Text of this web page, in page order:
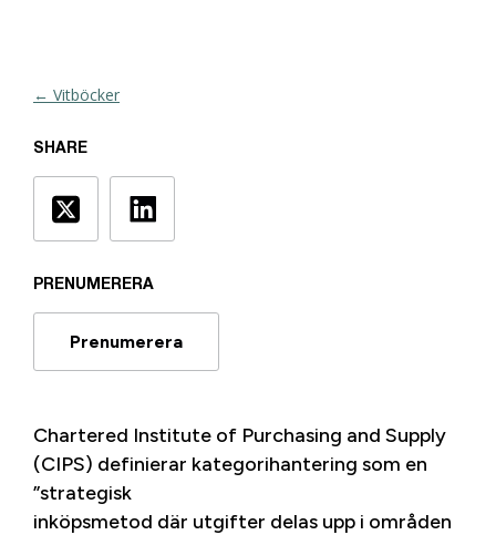
← Vitböcker
SHARE
PRENUMERERA
Prenumerera
Chartered Institute of Purchasing and Supply
(CIPS) definierar kategorihantering som en
”strategisk
inköpsmetod där utgifter delas upp i områden